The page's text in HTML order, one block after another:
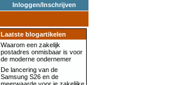
Inloggen/Inschrijven
Laatste blogartikelen
Waarom een zakelijk
postadres onmisbaar is voor
de moderne ondernemer
De lancering van de
Samsung S26 en de